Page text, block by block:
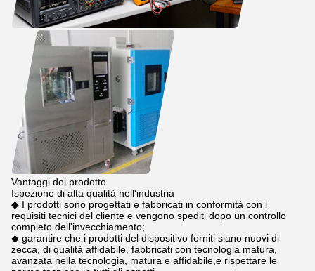
Vantaggi del prodotto
Ispezione di alta qualità nell'industria
◆ I prodotti sono progettati e fabbricati in conformità con i
requisiti tecnici del cliente e vengono spediti dopo un controllo
completo dell'invecchiamento;
◆ garantire che i prodotti del dispositivo forniti siano nuovi di
zecca, di qualità affidabile, fabbricati con tecnologia matura,
avanzata nella tecnologia, matura e affidabile,e rispettare le